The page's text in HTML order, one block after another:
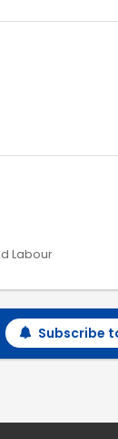
Labour
Subscribe